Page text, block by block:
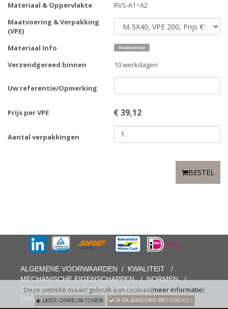
Materiaal & Oppervlakte
RVS-A1~A2
Maatvoering & Verpakking
(VPE)
Materiaal Info
Verzendgereed binnen
10 werkdagen
Uw referentie/Opmerking
Prijs per VPE €39,12
Aantal verpakkingen
BESTEL
Deze website maakt gebruik van cookies(meer informatie)
LATER OPNIEUW TONEN IK GA AKKOORD MET COOKIES
ALGEMENE VOORWAARDEN / KWALITEIT
/
MECHANISCHE EIGENSCHAPPEN/NORMEN/
CONTACT/OVER ONS/SITEMAP/
PRIVACYVERKLARING/ COOKIEVERKLARING